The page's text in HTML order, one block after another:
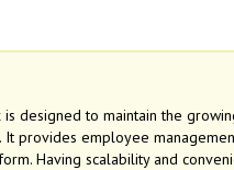
is designed to maintain the
It provides employee
Having scalability and